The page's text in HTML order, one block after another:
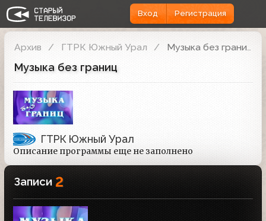
Вход Регистрация
Архив ГТРК Южный Урал Музыка без границ
Музыка без границ
ГТРК Южный Урал
Описание программы еще не заполнено
Записи 2